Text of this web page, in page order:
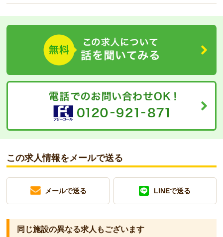
この求人情報をメールで送る
メールで送る LINEで送る
同じ施設の異なる求人もございます